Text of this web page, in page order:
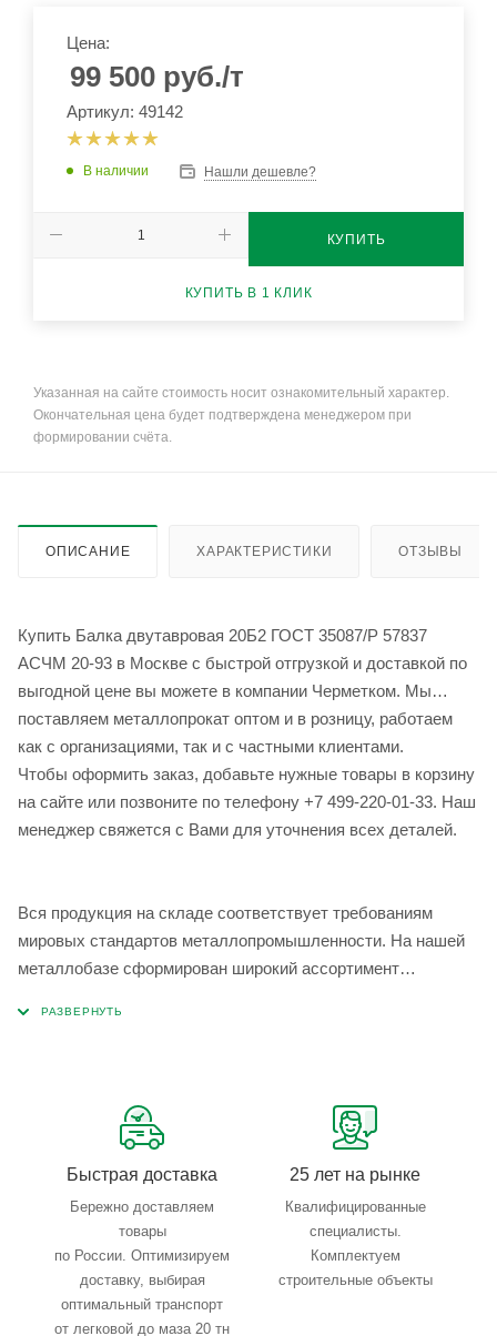
Цена:
99 500 руб./т
Артикул: 49142
В наличии Нашли дешевле?
КУПИТЬ
КУПИТЬ В 1 КЛИК
Указанная на сайте стоимость носит ознакомительный характер.
Окончательная цена будет подтверждена менеджером при
формировании счёта.
ОПИСАНИЕ ХАРАКТЕРИСТИКИ ОТЗЫВЫ
Купить Балка двутавровая 20Б2 ГОСТ 35087/Р 57837
АСЧМ 20-93 в Москве с быстрой отгрузкой и доставкой по
выгодной цене вы можете в компании Черметком. Мы
поставляем металлопрокат оптом и в розницу, работаем
как с организациями, так и с частными клиентами.
Чтобы оформить заказ, добавьте нужные товары в корзину
на сайте или позвоните по телефону +7 499-220-01-33. Наш
менеджер свяжется с Вами для уточнения всех деталей.
Вся продукция на складе соответствует требованиям
мировых стандартов металлопромышленности. На нашей
металлобазе сформирован широкий ассортимент
Быстрая доставка
Бережно доставляем
товары
по России. Оптимизируем
доставку, выбирая
оптимальный транспорт
от легковой до маза 20 тн
25 лет на рынке
Квалифицированные
специалисты.
Комплектуем
строительные объекты